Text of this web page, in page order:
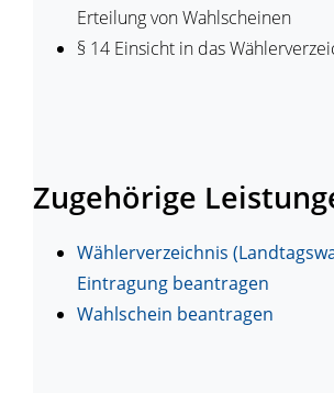
Erteilung von Wahlscheinen
§ 14 Einsicht in das
Zugehörige
Wählerverzeichnis
Eintragung beantragen
Wahlschein beantragen